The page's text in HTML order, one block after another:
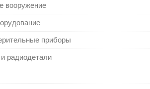
вооружение
приборы
радиодетали